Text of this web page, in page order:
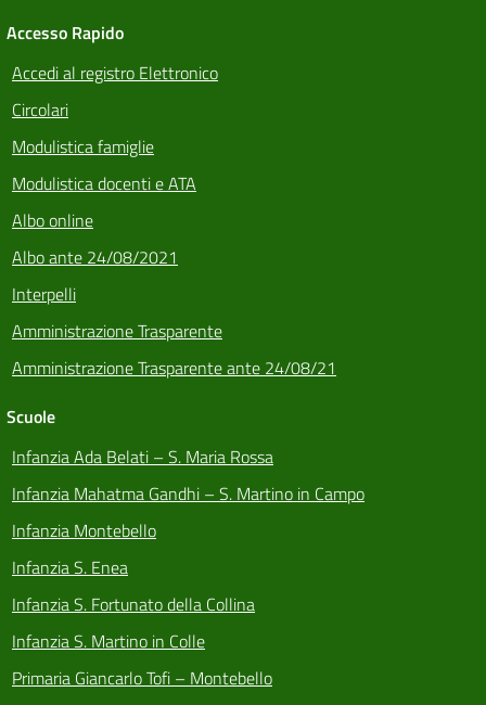
Accesso Rapido
Accedi al registro Elettronico
Circolari
Modulistica famiglie
Modulistica docenti e ATA
Albo online
Albo ante 24/08/2021
Interpelli
Amministrazione Trasparente
Amministrazione Trasparente ante 24/08/21
Scuole
Infanzia Ada Belati – S. Maria Rossa
Infanzia Mahatma Gandhi – S. Martino in Campo
Infanzia Montebello
Infanzia S. Enea
Infanzia S. Fortunato della Collina
Infanzia S. Martino in Colle
Primaria Giancarlo Tofi – Montebello